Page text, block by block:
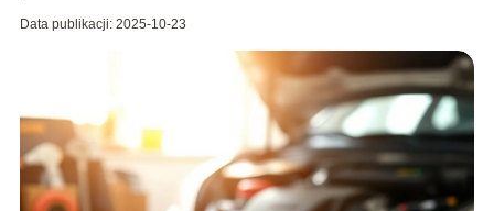
Data publikacji: 2025-10-23